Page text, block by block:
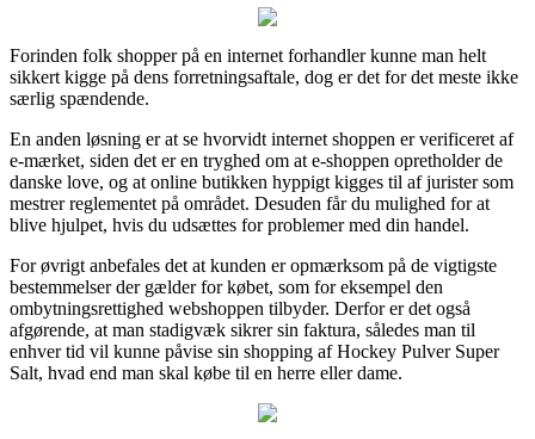
Forinden folk shopper på en internet forhandler kunne man helt
sikkert kigge på dens forretningsaftale, dog er det for det meste ikke
særlig spændende.
En anden løsning er at se hvorvidt internet shoppen er verificeret af
e-mærket, siden det er en tryghed om at e-shoppen opretholder de
danske love, og at online butikken hyppigt kigges til af jurister som
mestrer reglementet på området. Desuden får du mulighed for at
blive hjulpet, hvis du udsættes for problemer med din handel.
For øvrigt anbefales det at kunden er opmærksom på de vigtigste
bestemmelser der gælder for købet, som for eksempel den
ombytningsrettighed webshoppen tilbyder. Derfor er det også
afgørende, at man stadigvæk sikrer sin faktura, således man til
enhver tid vil kunne påvise sin shopping af Hockey Pulver Super
Salt, hvad end man skal købe til en herre eller dame.